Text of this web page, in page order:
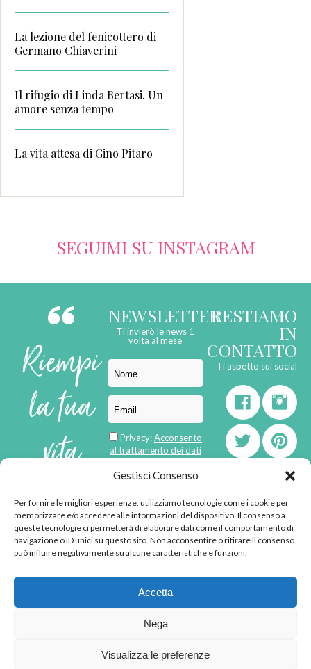
Gestisci Consenso
Per fornire le migliori esperienze, utilizziamo tecnologie come i cookie per
memorizzare e/o accedere alle informazioni del dispositivo. Il consenso a
queste tecnologie ci permetterà di elaborare dati come il comportamento di
navigazione o ID unici su questo sito. Non acconsentire o ritirare il consenso
può influire negativamente su alcune caratteristiche e funzioni.
Accetta
Nega
Visualizza le preferenze
La lezione del fenicottero di
Germano Chiaverini
Il rifugio di Linda Bertasi. Un
amore senza tempo
La vita attesa di Gino Pitaro
SEGUIMI SU INSTAGRAM
Riempi
la tua
vita
di
emozioni
P.IVA 02592570036 -
NEWSLETTER
Ti invierò le news 1
volta al mese
Privacy:Acconsento
al trattamento dei dati
RESTIAMO
IN
CONTATTO
Ti aspetto sui social
born inMaMaStudiOs